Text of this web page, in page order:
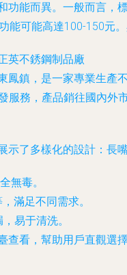
功能而異。一般而言，
能可能高達100-150元
英不銹鋼制品廠
鳳鎮，是一家專業生產
服務，產品銷往國內外
示了多樣化的設計：長
無毒。
滿足不同需求。
易于清洗。
看，幫助用戶直觀選擇